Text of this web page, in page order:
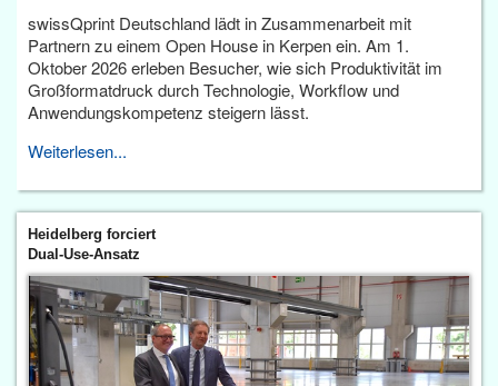
swissQprint Deutschland lädt in Zusammenarbeit mit
Partnern zu einem Open House in Kerpen ein. Am 1.
Oktober 2026 erleben Besucher, wie sich Produktivität im
Großformatdruck durch Technologie, Workflow und
Anwendungskompetenz steigern lässt.
Weiterlesen...
Heidelberg forciert
Dual-Use-Ansatz